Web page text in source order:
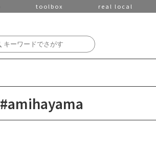
toolbox real local
#amihayama